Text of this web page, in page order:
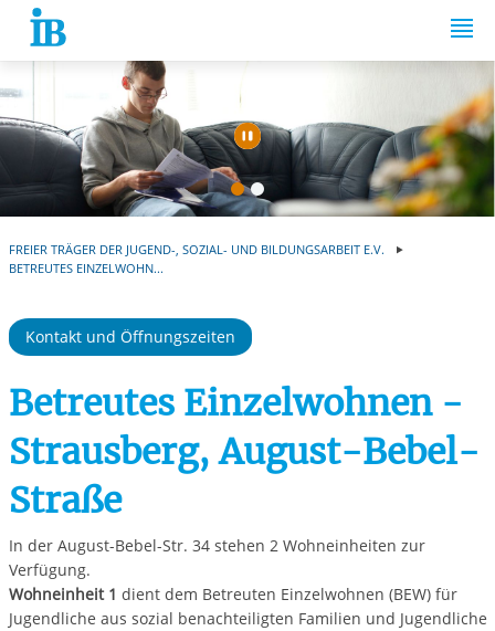
Springe zum Inhalt
Automatische
FREIER TRÄGER DER JUGEND-, SOZIAL- UND BILDUNGSARBEIT E.V.
BETREUTES EINZELWOHN...
Kontakt und Öffnungszeiten
Betreutes Einzelwohnen -
Strausberg, August-Bebel-
Straße
In der August-Bebel-Str. 34 stehen 2 Wohneinheiten zur
Verfügung.
Wohneinheit 1 dient dem Betreuten Einzelwohnen (BEW) für
Jugendliche aus sozial benachteiligten Familien und Jugendliche